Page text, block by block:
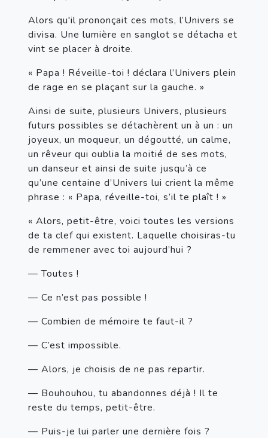
Alors qu'il prononçait ces mots, l’Univers se
divisa. Une lumière en sanglot se détacha et
vint se placer à droite.
« Papa ! Réveille-toi ! déclara l’Univers plein
de rage en se plaçant sur la gauche. »
Ainsi de suite, plusieurs Univers, plusieurs
futurs possibles se détachèrent un à un : un
joyeux, un moqueur, un dégoutté, un calme,
un rêveur qui oublia la moitié de ses mots,
un danseur et ainsi de suite jusqu’à ce
qu’une centaine d’Univers lui crient la même
phrase : « Papa, réveille-toi, s’il te plaît ! »
« Alors, petit-être, voici toutes les versions
de ta clef qui existent. Laquelle choisiras-tu
de remmener avec toi aujourd’hui ?
— Toutes !
— Ce n’est pas possible !
— Combien de mémoire te faut-il ?
— C’est impossible.
— Alors, je choisis de ne pas repartir.
— Bouhouhou, tu abandonnes déjà ! Il te
reste du temps, petit-être.
— Puis-je lui parler une dernière fois ?